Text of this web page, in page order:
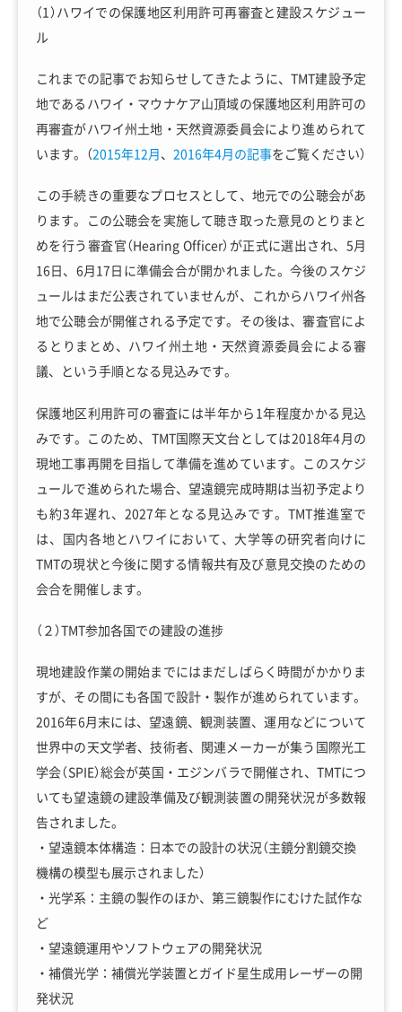
（1）ハワイでの保護地区利用許可再審査と建設スケジュー
ル
これまでの記事でお知らせしてきたように、TMT建設予定
地であるハワイ・マウナケア山頂域の保護地区利用許可の
再審査がハワイ州土地・天然資源委員会により進められて
います。（2015年12月、 2016年4月の記事をご覧ください）
この手続きの重要なプロセスとして、地元での公聴会があ
ります。この公聴会を実施して聴き取った意見のとりまと
めを行う審査官（Hearing Officer）が正式に選出され、5月
16日、6月17日に準備会合が開かれました。今後のスケジ
ュールはまだ公表されていませんが、これからハワイ州各
地で公聴会が開催される予定です。その後は、審査官によ
るとりまとめ、ハワイ州土地・天然資源委員会による審
議、という手順となる見込みです。
保護地区利用許可の審査には半年から1年程度かかる見込
みです。このため、TMT国際天文台としては2018年4月の
現地工事再開を目指して準備を進めています。このスケジ
ュールで進められた場合、望遠鏡完成時期は当初予定より
も約3年遅れ、2027年となる見込みです。TMT推進室で
は、国内各地とハワイにおいて、大学等の研究者向けに
TMTの現状と今後に関する情報共有及び意見交換のための
会合を開催します。
（２）TMT参加各国での建設の進捗
現地建設作業の開始までにはまだしばらく時間がかかりま
すが、その間にも各国で設計・製作が進められています。
2016年6月末には、望遠鏡、観測装置、運用などについて
世界中の天文学者、技術者、関連メーカーが集う国際光工
学会（SPIE）総会が英国・エジンバラで開催され、TMTにつ
いても望遠鏡の建設準備及び観測装置の開発状況が多数報
告されました。
・望遠鏡本体構造：日本での設計の状況（主鏡分割鏡交換
機構の模型も展示されました）
・光学系：主鏡の製作のほか、第三鏡製作にむけた試作な
ど
・望遠鏡運用やソフトウェアの開発状況
・補償光学：補償光学装置とガイド星生成用レーザーの開
発状況